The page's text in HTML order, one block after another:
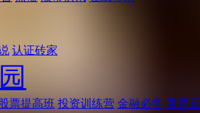
认证砖家
股票提高班 投资训练营 金融必学 股票